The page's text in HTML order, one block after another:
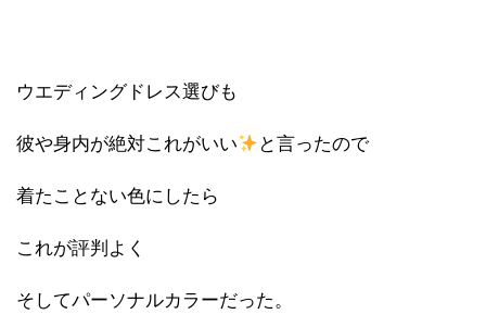
ウエディングドレス選びも
彼や身内が絶対これがいい と言ったので
着たことない色にしたら
これが評判よく
そしてパーソナルカラーだった。